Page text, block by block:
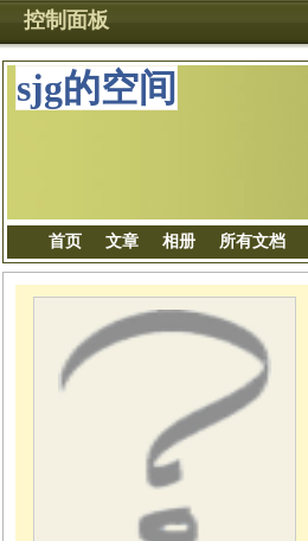
控制面板
sjg的空间
首页 文章 相册 所有文档